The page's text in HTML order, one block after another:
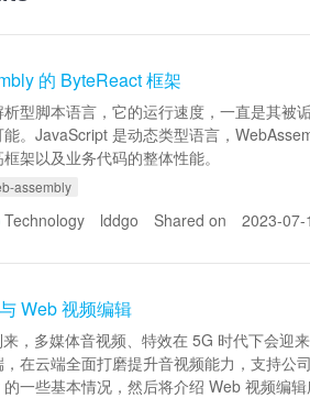
的 ByteReact 框架
型脚本语言，它的运行速度，一直是其
。JavaScript 是动态类型语言，
架以及业务代码的整体性能。
assembly
Technology lddgo Shared on 2023-07-
Web 视频编辑
，多媒体音视频、特效在 5G 时代下会迎
在云端全面打磨提升音视频能力，支持
一些基本情况，然后将介绍 Web 视频编